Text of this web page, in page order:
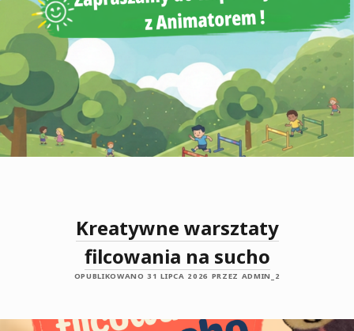
Biblioteka
Lubrzy
Posty
Kreatywne warsztaty
filcowania na sucho
OPUBLIKOWANO 31 LIPCA 2026 PRZEZ ADMIN_2